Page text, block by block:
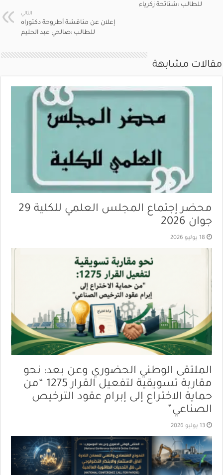
للطالب :شتاتحة زكرياء
التالي
إعلان عن مناقشة أطروحة دكتوراه
للطالب :صالحي عبد الحليم
مقالات مشابهة
محضر إجتماع المجلس العلمي للكلية 29
جوان 2026
18 يوليو 2026
الملتقى الوطني الحضوري وعن بعد: نحو
مقاربة تسويقية لتفعيل القرار 1275 “من
حماية الاختراع إلى إبرام عقود الترخيص
الصناعي”
13 يوليو 2026